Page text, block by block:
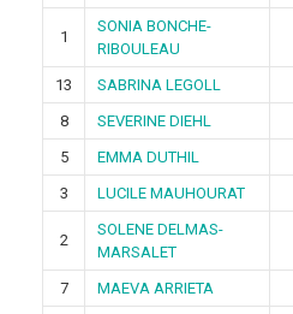
1
SONIA BONCHE-
RIBOULEAU
13 SABRINA LEGOLL
8
SEVERINE DIEHL
5
EMMA DUTHIL
3
LUCILE MAUHOURAT
2
SOLENE DELMAS-
MARSALET
7 MAEVA ARRIETA